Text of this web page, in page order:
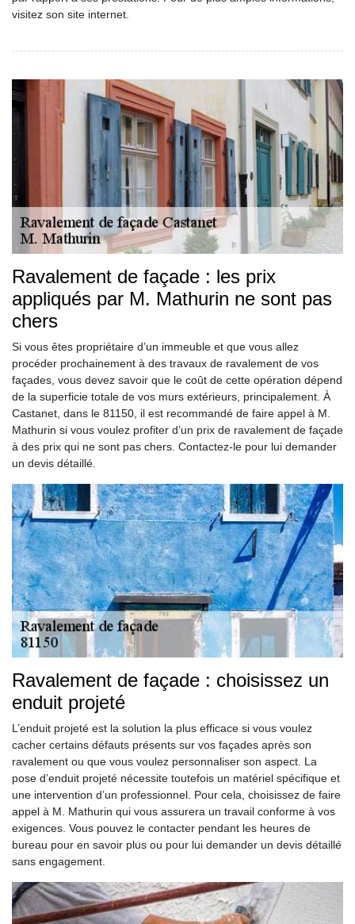
visitez son site internet.
Ravalement de façade : les prix
appliqués par M. Mathurin ne sont pas
chers
Si vous êtes propriétaire d’un immeuble et que vous allez
procéder prochainement à des travaux de ravalement de vos
façades, vous devez savoir que le coût de cette opération dépend
de la superficie totale de vos murs extérieurs, principalement. À
Castanet, dans le 81150, il est recommandé de faire appel à M.
Mathurin si vous voulez profiter d’un prix de ravalement de façade
à des prix qui ne sont pas chers. Contactez-le pour lui demander
un devis détaillé.
Ravalement de façade : choisissez un
enduit projeté
L’enduit projeté est la solution la plus efficace si vous voulez
cacher certains défauts présents sur vos façades après son
ravalement ou que vous voulez personnaliser son aspect. La
pose d’enduit projeté nécessite toutefois un matériel spécifique et
une intervention d’un professionnel. Pour cela, choisissez de faire
appel à M. Mathurin qui vous assurera un travail conforme à vos
exigences. Vous pouvez le contacter pendant les heures de
bureau pour en savoir plus ou pour lui demander un devis détaillé
sans engagement.